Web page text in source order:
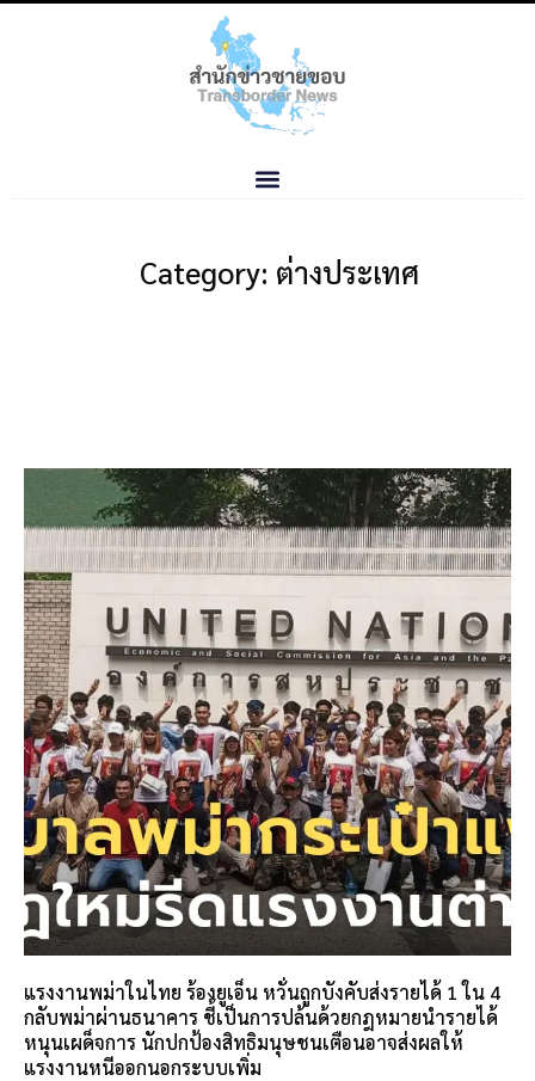
Category: ต่างประเทศ
แรงงานพม่าในไทย ร้องยูเอ็น หวั่นถูกบังคับส่งรายได้ 1 ใน 4
กลับพม่าผ่านธนาคาร ชี้เป็นการปล้นด้วยกฎหมายนำรายได้
หนุนเผด็จการ นักปกป้องสิทธิมนุษชนเตือนอาจส่งผลให้
แรงงานหนีออกนอกระบบเพิ่ม